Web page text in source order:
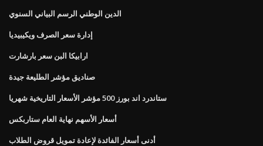
الدين الوطني الرسم البياني السنوي
إدارة سعر الصرف ويكيبيديا
ارابيكا البن سعر بارشارت
صناديق مؤشر الطليعة جيدة
ستاندرد اند بورز 500 مؤشر الأسعار التاريخية شهريا
أسعار الأسهم نهاية العام ستاربكس
أدنى أسعار الفائدة لإعادة تمويل قروض الطلاب